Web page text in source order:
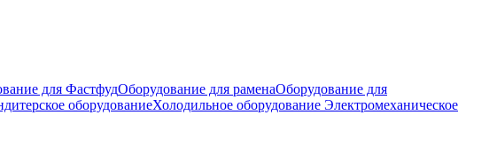
для ФастфудОборудование для раменаОборудование для
оборудованиеХолодильное оборудование Электромеханическое